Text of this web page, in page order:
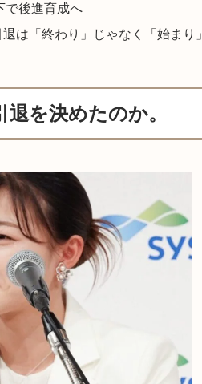
で後進育成へ
は「終わり」じゃなく「始まり」
を決めたのか。